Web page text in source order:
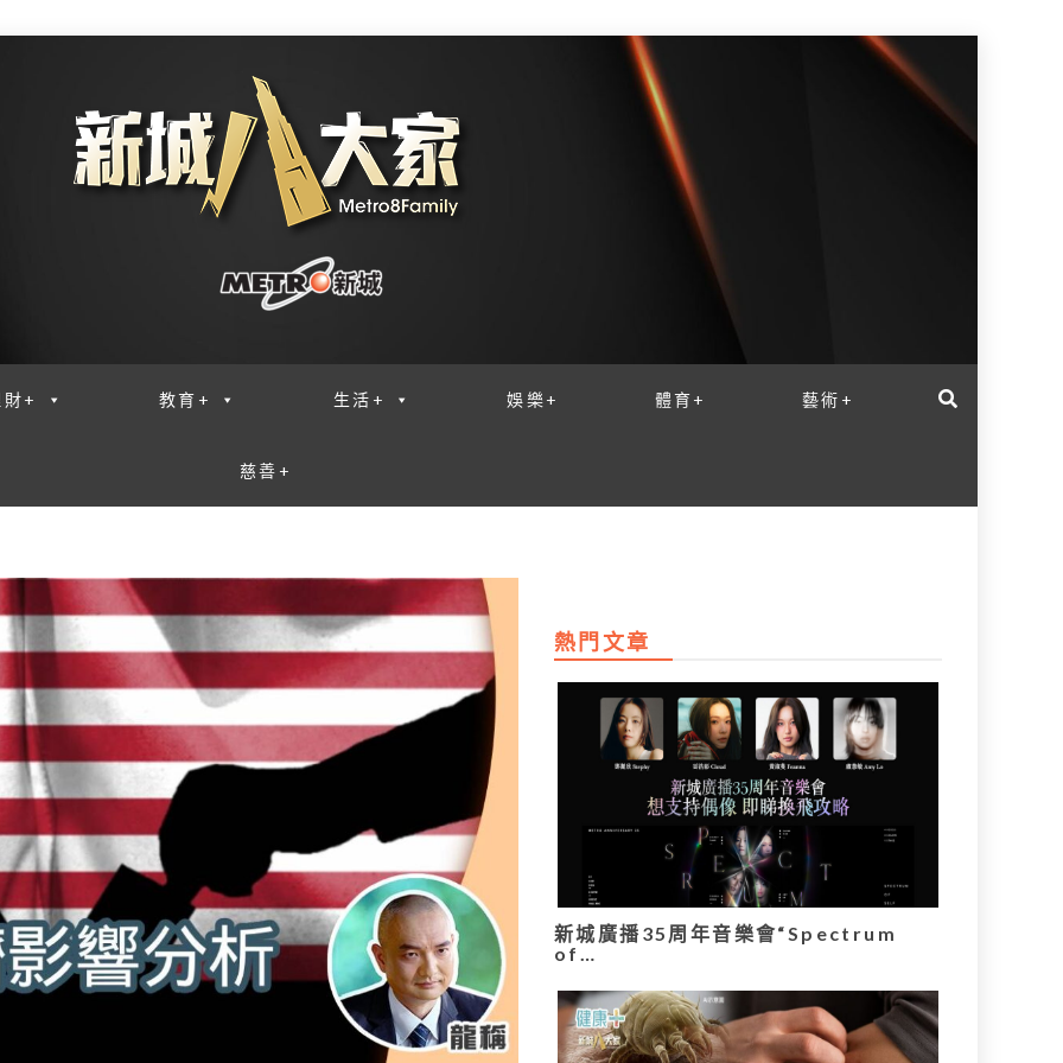
財+ 教育+ 生活+ 娛樂+ 體育+ 藝術+
慈善+
熱門文章
新城廣播35周年音樂會“Spectrum
of…